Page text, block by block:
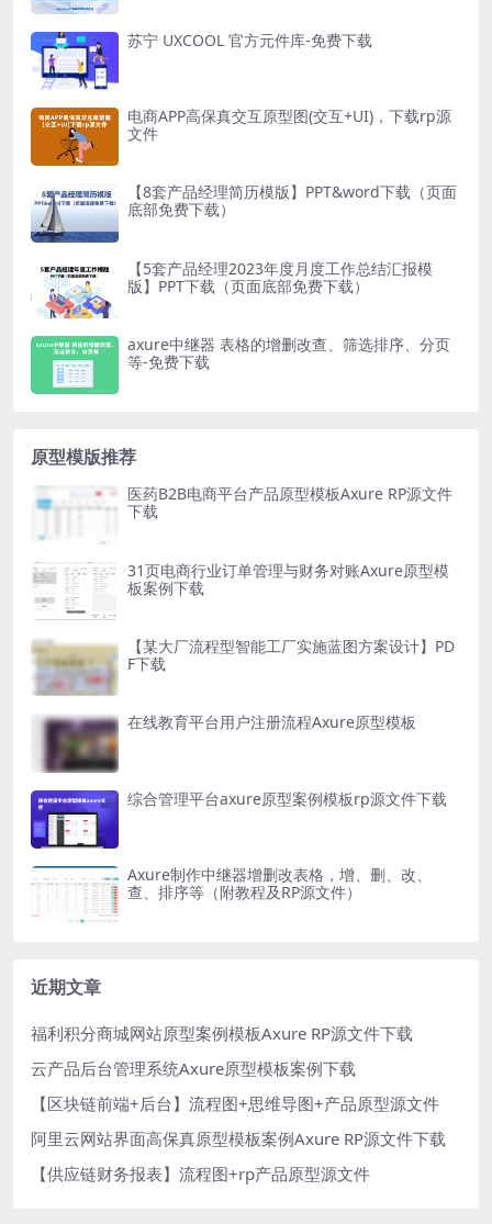
苏宁 UXCOOL 官方元件库-免费下载
电商APP高保真交互原型图(交互+UI)，下载rp源
文件
【8套产品经理简历模版】PPT&word下载（页面
底部免费下载）
【5套产品经理2023年度月度工作总结汇报模
版】PPT下载（页面底部免费下载）
axure中继器 表格的增删改查、筛选排序、分页
等-免费下载
原型模版推荐
医药B2B电商平台产品原型模板Axure RP源文件
下载
31页电商行业订单管理与财务对账Axure原型模
板案例下载
【某大厂流程型智能工厂实施蓝图方案设计】PD
F下载
在线教育平台用户注册流程Axure原型模板
综合管理平台axure原型案例模板rp源文件下载
Axure制作中继器增删改表格，增、删、改、
查、排序等（附教程及RP源文件）
近期文章
福利积分商城网站原型案例模板Axure RP源文件下载
云产品后台管理系统Axure原型模板案例下载
【区块链前端+后台】流程图+思维导图+产品原型源文件
阿里云网站界面高保真原型模板案例Axure RP源文件下载
【供应链财务报表】流程图+rp产品原型源文件